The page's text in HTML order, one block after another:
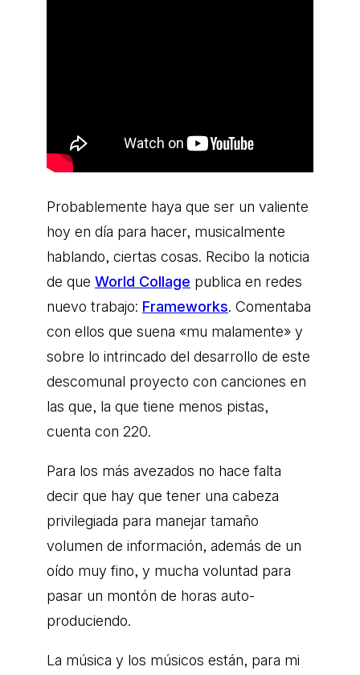
Probablemente haya que ser un valiente
hoy en día para hacer, musicalmente
hablando, ciertas cosas. Recibo la noticia
de que World Collage publica en redes
nuevo trabajo: Frameworks. Comentaba
con ellos que suena «mu malamente» y
sobre lo intrincado del desarrollo de este
descomunal proyecto con canciones en
las que, la que tiene menos pistas,
cuenta con 220.
Para los más avezados no hace falta
decir que hay que tener una cabeza
privilegiada para manejar tamaño
volumen de información, además de un
oído muy fino, y mucha voluntad para
pasar un montón de horas auto-
produciendo.
La música y los músicos están, para mi